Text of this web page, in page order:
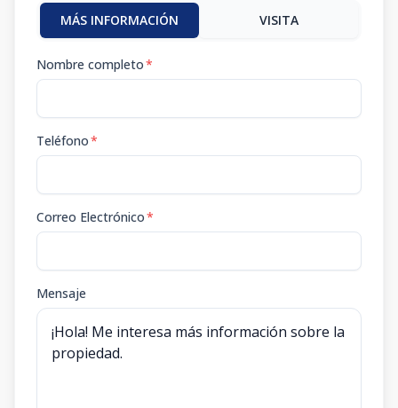
MÁS INFORMACIÓN VISITA
Nombre completo*
Teléfono*
Correo Electrónico*
Mensaje